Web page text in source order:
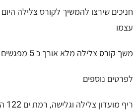
חניכים שירצו להמשיך לקורס צלילה
עצמו
משך קורס צלילה מלא אורך כ 5 מפגשים .
לפרטים נוספים
ריף מועדון צלילה וגלישה, רמת ים 122 הרצליה פיתוח